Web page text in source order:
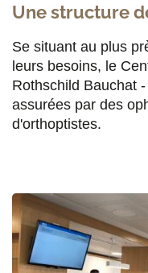
F
a
c
e
b
k
T
w
i
t
Une structure
Se situant au plus
leurs besoins, le
Rothschild Bauchat
assurées par des
d'orthoptistes.